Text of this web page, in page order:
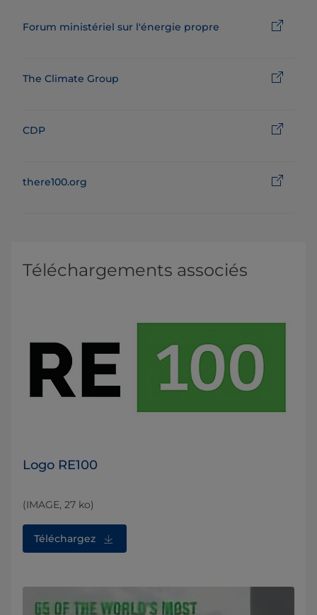
Forum ministériel sur l'énergie propre
The Climate Group
CDP
there100.org
Téléchargements associés
Logo RE100
(IMAGE, 27 ko)
Téléchargez